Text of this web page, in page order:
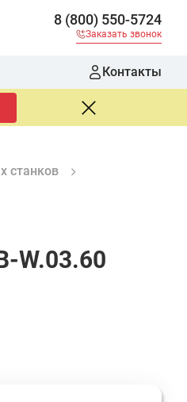
8 (800) 550-5724
Заказать звонок
Контакты
станков
W.03.60